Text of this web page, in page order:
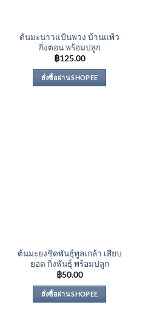
ต้นมะนาวแป้นพวง บ้านแพ้ว
กิ่งตอน พร้อมปลูก
฿125.00
สั่งซื้อผ่าน SHOPEE
ต้นมะยงชิดพันธุ์ทูลเกล้า เสียบ
ยอด กิ่งพันธุ์ พร้อมปลูก
฿50.00
สั่งซื้อผ่าน SHOPEE